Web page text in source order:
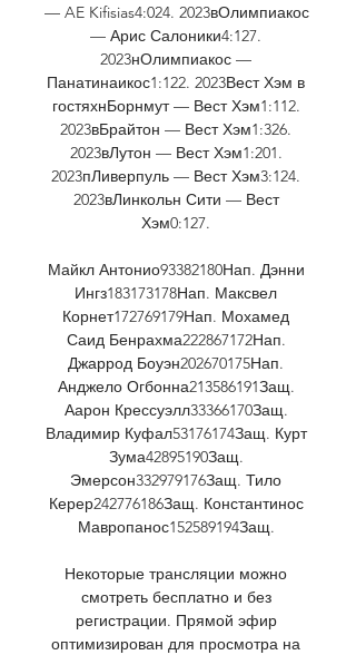
— AE Kifisias4:024. 2023вОлимпиакос
— Арис Салоники4:127.
2023нОлимпиакос —
Панатинаикос1:122. 2023Вест Хэм в
гостяхнБорнмут — Вест Хэм1:112.
2023вБрайтон — Вест Хэм1:326.
2023вЛутон — Вест Хэм1:201.
2023пЛиверпуль — Вест Хэм3:124.
2023вЛинкольн Сити — Вест
Хэм0:127.
Майкл Антонио93382180Нап. Дэнни
Ингз183173178Нап. Максвел
Корнет172769179Нап. Мохамед
Саид Бенрахма222867172Нап.
Джаррод Боуэн202670175Нап.
Анджело Огбонна213586191Защ.
Аарон Крессуэлл33366170Защ.
Владимир Куфал53176174Защ. Курт
Зума42895190Защ.
Эмерсон332979176Защ. Тило
Керер242776186Защ. Константинос
Мавропанос152589194Защ.
Некоторые трансляции можно
смотреть бесплатно и без
регистрации. Прямой эфир
оптимизирован для просмотра на